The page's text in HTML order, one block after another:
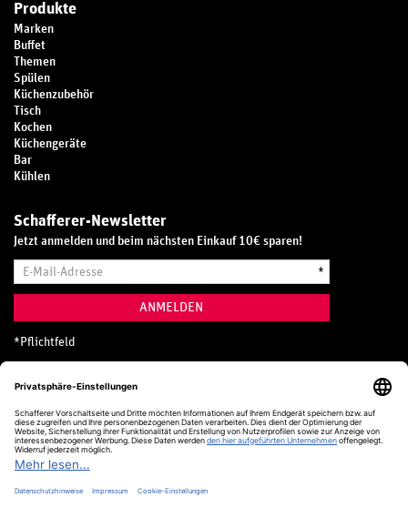
Produkte
Marken
Buffet
Themen
Spülen
Küchenzubehör
Tisch
Kochen
Küchengeräte
Bar
Kühlen
Schafferer-Newsletter
Jetzt anmelden und beim nächsten Einkauf 10€ sparen!
Mail-
*
ANMELDEN
* Pflichtfeld
Hotline
0800 20 70 300 (D)
Kostenlos aus dem deutschen Festnetz
24 Stunden / 365 Tage im Jahr